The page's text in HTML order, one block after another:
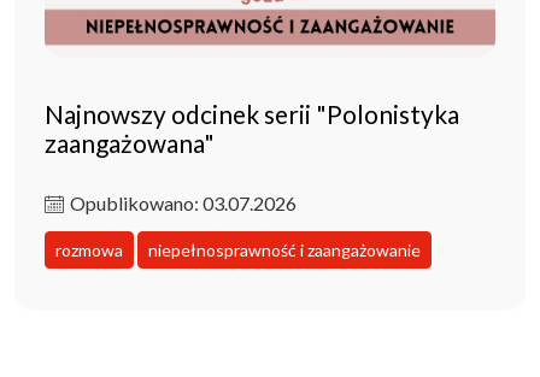
Najnowszy odcinek serii "Polonistyka
zaangażowana"
Opublikowano: 03.07.2026
rozmowa niepełnosprawność i zaangażowanie